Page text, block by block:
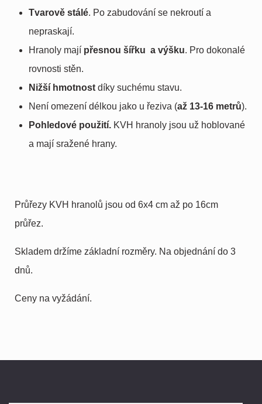
Tvarově stálé. Po zabudování se nekroutí a
nepraskají.
Hranoly mají přesnou šířku a výšku. Pro dokonalé
rovnosti stěn.
Nižší hmotnost díky suchému stavu.
Není omezení délkou jako u řeziva (až 13-16 metrů).
Pohledové použití. KVH hranoly jsou už hoblované
a mají sražené hrany.
Průřezy KVH hranolů jsou od 6x4 cm až po 16cm
průřez.
Skladem držíme základní rozměry. Na objednání do 3
dnů.
Ceny na vyžádání.